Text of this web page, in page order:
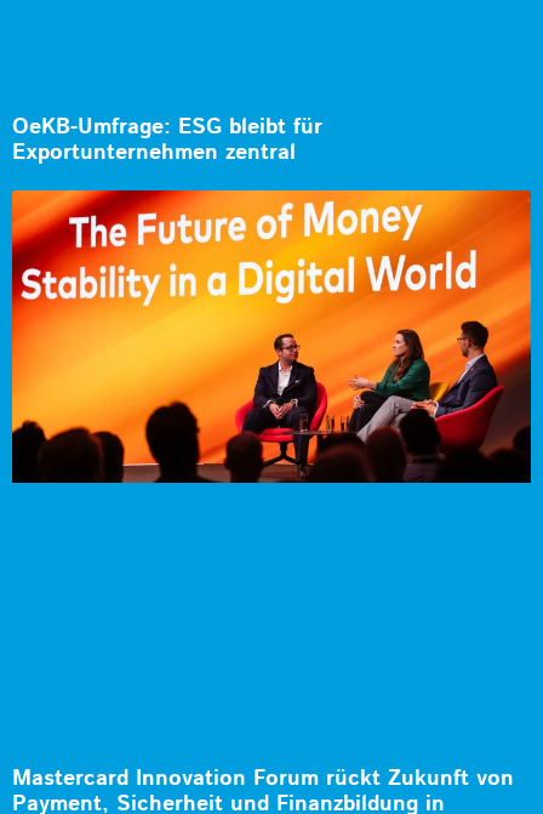
OeKB-Umfrage: ESG bleibt für
Exportunternehmen zentral
Mastercard Innovation Forum rückt Zukunft von
Payment, Sicherheit und Finanzbildung in